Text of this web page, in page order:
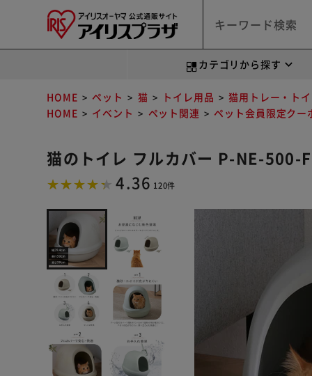
カテゴリから探す
HOME ペット 猫 トイレ用品
猫用トレー・ト
HOME
イベント ペット関連 ペット会員限定クー
猫のトイレ フルカバー P-NE-500-
4.36 120件